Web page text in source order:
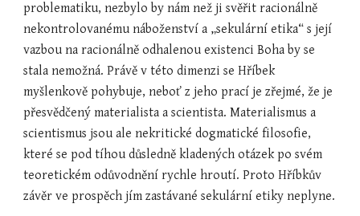
problematiku, nezbylo by nám než ji svěřit racionálně
nekontrolovanému náboženství a „sekulární etika“ s její
vazbou na racionálně odhalenou existenci Boha by se
stala nemožná. Právě v této dimenzi se Hříbek
myšlenkově pohybuje, neboť z jeho prací je zřejmé, že je
přesvědčený materialista a scientista. Materialismus a
scientismus jsou ale nekritické dogmatické filosofie,
které se pod tíhou důsledně kladených otázek po svém
teoretickém odůvodnění rychle hroutí. Proto Hříbkův
závěr ve prospěch jím zastávané sekulární etiky neplyne.